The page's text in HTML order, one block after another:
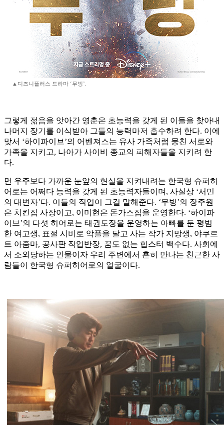
▲디즈니플러스 드라마 ‘무빙’.
그렇게 젊음을 앗아간 영춘은 초능력을 갖게 된 이들을 찾아내
나머지 장기를 이식받아 그들의 능력마저 흡수하려 한다. 이에
맞서 ‘하이파이브’의 어벤져스는 유사 가족처럼 뭉친 서로와
가족을 지키고, 나아가 사이비 종교의 피해자들을 지키려 한
다.
먼 우주보다 가까운 눈앞의 현실을 지켜내려는 한국형 슈퍼히
어로는 어쩌다 능력을 갖게 된 초능력자들이며, 사실상 ‘서민
의 대변자’다. 이들의 직업이 그걸 말해준다. ‘무빙’의 장주원
은 치킨집 사장이고, 이미현은 돈가스집을 운영한다. ‘하이파
이브’의 다섯 히어로는 태권도장을 운영하는 아빠를 둔 평범
한 여고생, 표절 시비로 악플을 달고 사는 작가 지망생, 야쿠르
트 아줌마, 공사판 작업반장, 꿈도 없는 힙스터 백수다. 사회에
서 소외당하는 인물이자 우리 주변에서 흔히 만나는 친근한 사
람들이 한국형 슈퍼히어로의 얼굴이다.